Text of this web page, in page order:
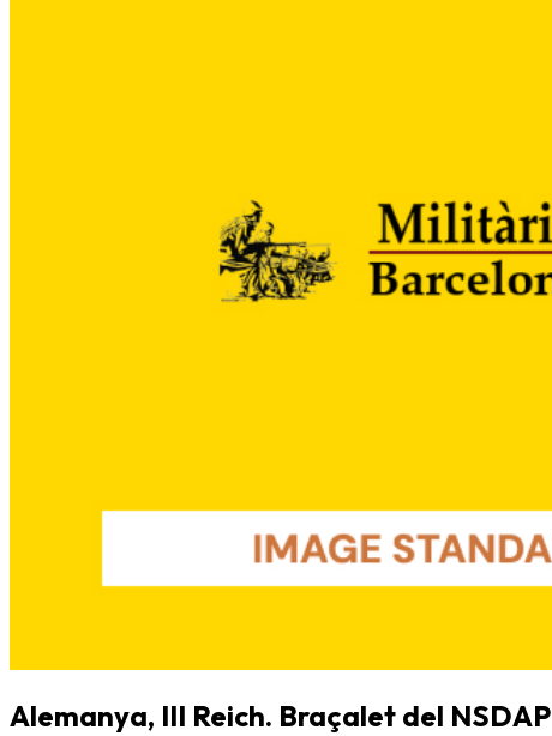
Alemanya, III Reich. Braçalet del NSDAP